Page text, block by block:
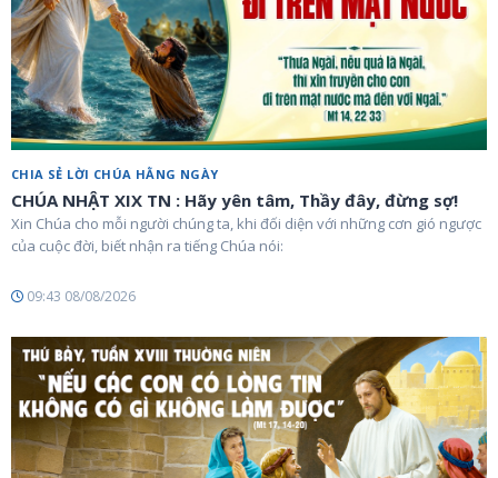
CHIA SẺ LỜI CHÚA HẰNG NGÀY
CHÚA NHẬT XIX TN : Hãy yên tâm, Thầy đây, đừng sợ!
Xin Chúa cho mỗi người chúng ta, khi đối diện với những cơn gió ngược
của cuộc đời, biết nhận ra tiếng Chúa nói:
09:43 08/08/2026